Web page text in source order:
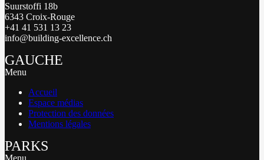
Suurstoffi 18b
6343 Croix-Rouge
+41 41 531 13 23
info@building-excellence.ch
GAUCHE
Menu
Accueil
Espace médias
Protection des données
Mentions légales
PARKS
Menu